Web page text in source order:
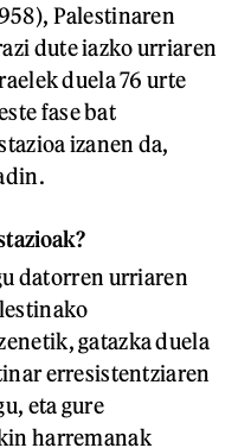
Palestinaren
dute iazko urriaren
duela 76 urte
fase bat
izanen da,
datorren urriaren
gatazka duela
erresistentziaren
eta gure
harremanak